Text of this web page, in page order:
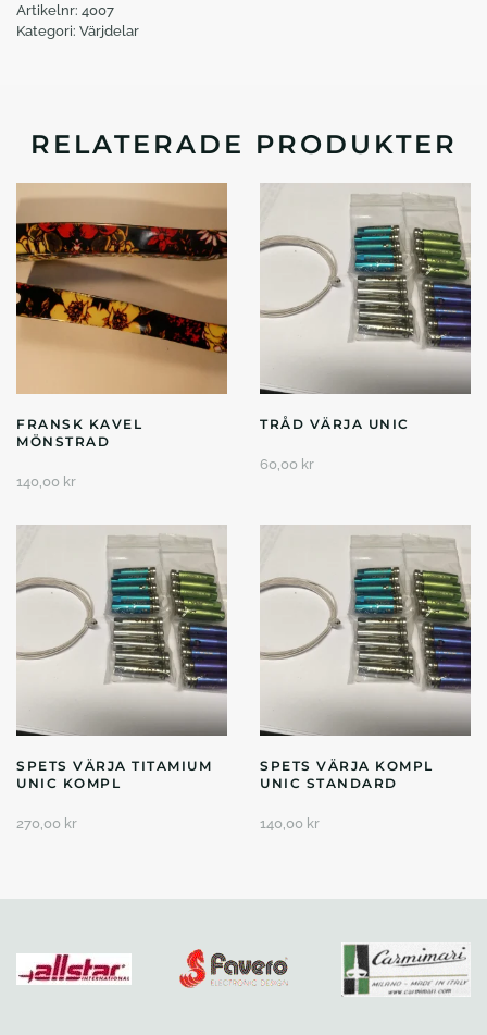
Artikelnr: 4007
Kategori: Värjdelar
RELATERADE PRODUKTER
FRANSK KAVEL
MÖNSTRAD
140,00 kr
TRÅD VÄRJA UNIC
60,00 kr
SPETS VÄRJA TITAMIUM
UNIC KOMPL
270,00 kr
SPETS VÄRJA KOMPL
UNIC STANDARD
140,00 kr